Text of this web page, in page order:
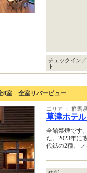
チェックイン
ト
8室 全室リバービュー
エリア ： 群馬
草津ホテ
全館禁煙です
た。2023年に
代鉱の2種、フ